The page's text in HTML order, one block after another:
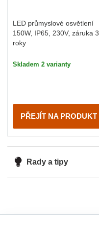
LED průmyslové osvětlení
150W, IP65, 230V, záruka 3
roky
Skladem 2 varianty
PŘEJÍT NA PRODUKT
Rady a tipy